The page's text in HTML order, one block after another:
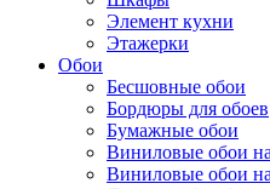
Элемент кухни
Этажерки
Обои
Бесшовные обои
Бордюры для обоев
Бумажные обои
Виниловые обои
Виниловые обои